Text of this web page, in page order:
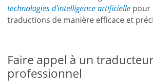
technologies d'intelligence artificielle pour
traductions de manière efficace et
Faire appel à un
professionnel